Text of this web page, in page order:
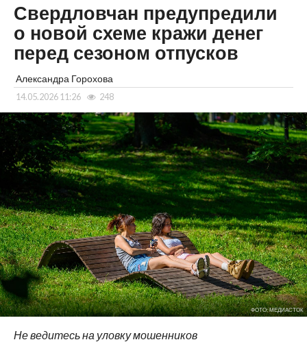
Свердловчан предупредили
о новой схеме кражи денег
перед сезоном отпусков
Александра Горохова
14.05.2026 11:26 248
ФОТО: МЕДИАСТОК
Не ведитесь на уловку мошенников